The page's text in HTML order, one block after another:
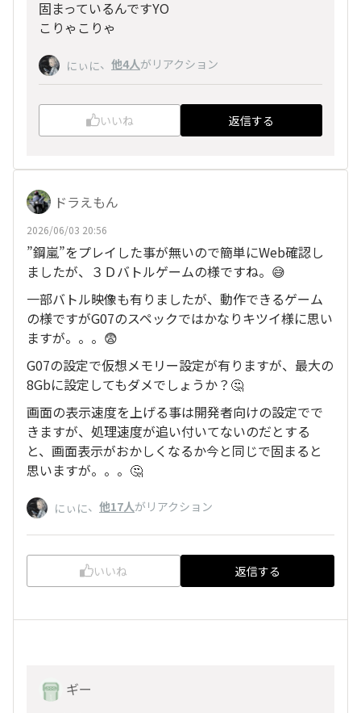
固まっているんですYO
こりゃこりゃ
にぃに、 他4人がリアクション
いいね 返信する
ドラえもん
2026/06/03 20:56
”鋼嵐”をプレイした事が無いので簡単にWeb確認し
ましたが、３Ｄバトルゲームの様ですね。😅
一部バトル映像も有りましたが、動作できるゲーム
の様ですがG07のスペックではかなりキツイ様に思い
ますが。。。😨
G07の設定で仮想メモリー設定が有りますが、最大の
8Gbに設定してもダメでしょうか？🤔
画面の表示速度を上げる事は開発者向けの設定でで
きますが、処理速度が追い付いてないのだとする
と、画面表示がおかしくなるか今と同じで固まると
思いますが。。。🤔
にぃに、 他17人がリアクション
いいね 返信する
ギー